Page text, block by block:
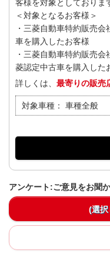
客様を対象としておりま
＜対象となるお客様＞
・三菱自動車特約販売
車を購入したお客様
・三菱自動車特約販売
菱認定中古車を購入した
詳しくは、 最寄りの販売
対象車種： 車種全般
アンケート:ご意見をお聞
(選択